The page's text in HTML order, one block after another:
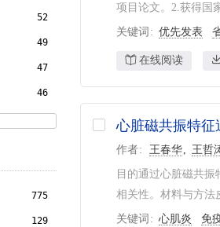
415
383
346
344
319
52
49
47
46
39
39
36
775
129
项目论文。2.获得国
关键词 优先发表
在线阅读
心脏磁共振特
作者 王春华 王哲
目的通过心脏磁共
相关性。材料与方法
关键词 心肌炎 免